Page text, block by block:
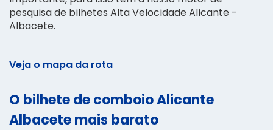
pesquisa de bilhetes Alta Velocidade Alicante -
Albacete.
Veja o mapa da rota
O bilhete de comboio Alicante
Albacete mais barato